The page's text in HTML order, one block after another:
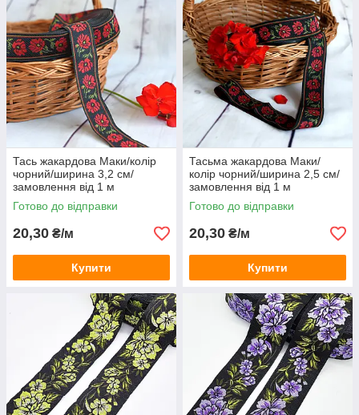
Тась жакардова Маки/колір
чорний/ширина 3,2 см/
замовлення від 1 м
Готово до відправки
20,30 ₴/м
Купити
Тасьма жакардова Маки/
колір чорний/ширина 2,5 см/
замовлення від 1 м
Готово до відправки
20,30 ₴/м
Купити